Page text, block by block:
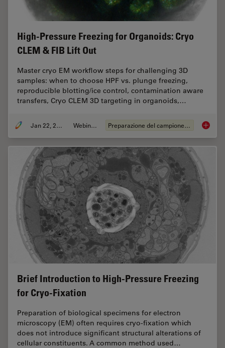
High-Pressure Freezing for Organoids: Cryo
CLEM & FIB Lift Out
Master cryo EM workflow steps for challenging 3D
samples: when to choose HPF vs. plunge freezing,
reproducible blotting/ice control, contamination aware
transfers, Cryo CLEM 3D targeting in organoids,…
Jan 22, 2026 Webinar: Preparazione del campione EM High-
Brief Introduction to High-Pressure Freezing
for Cryo-Fixation
Preparation of biological specimens for electron
microscopy (EM) often requires cryo-fixation which
does not introduce significant structural alterations of
cellular constituents. A common method used…